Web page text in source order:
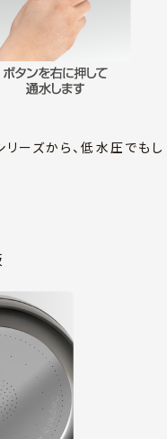
ーズから、低水圧でもし